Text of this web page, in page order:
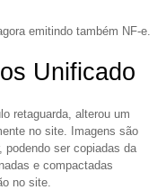
emitindo também NF-e.
Unificado
retaguarda, alterou um
no site. Imagens são
ser copiadas da
e compactadas
no site.